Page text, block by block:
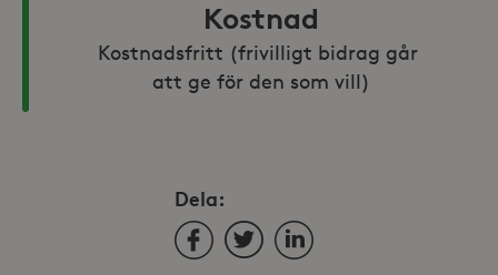
Kostnad
Kostnadsfritt (frivilligt bidrag går
att ge för den som vill)
Dela:
FacebookTwitterLinkedIn